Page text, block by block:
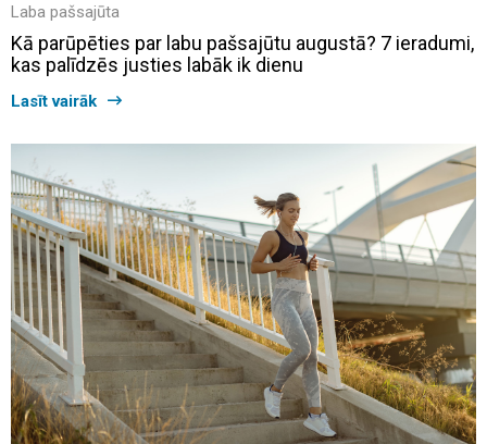
Laba pašsajūta
Kā parūpēties par labu pašsajūtu augustā? 7 ieradumi,
kas palīdzēs justies labāk ik dienu
Lasīt vairāk